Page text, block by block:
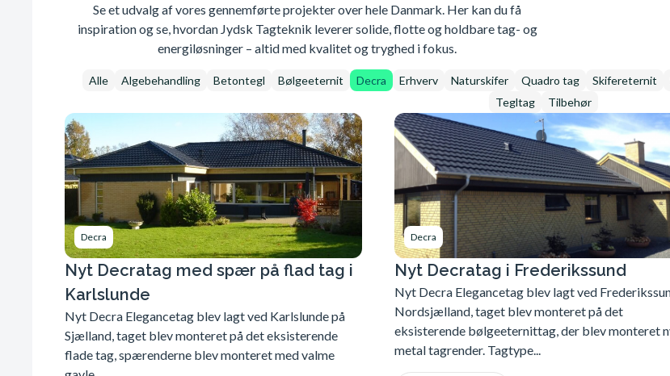
Se et udvalg af vores gennemførte projekter over hele Danmark. Her kan du få
inspiration og se, hvordan Jydsk Tagteknik leverer solide, flotte og holdbare tag- og
energiløsninger – altid med kvalitet og tryghed i fokus.
Algebehandling Betontegl Bølgeeternit Decra Erhverv Naturskifer Quadro tag Skifereternit
Tegltag
Tilbehør
Alle
Decra
Nyt Decratag med spær på flad tag i
Karlslunde
Nyt Decra Elegancetag blev lagt ved Karlslunde på
Sjælland, taget blev monteret på det eksisterende
flade tag, spærenderne blev monteret med valme
Decra
Nyt Decratag i Frederikssund
Nyt Decra Elegancetag blev lagt ved
Nordsjælland, taget blev monteret på det
eksisterende bølgeeternittag, der blev monteret
metal tagrender. Tagtype...